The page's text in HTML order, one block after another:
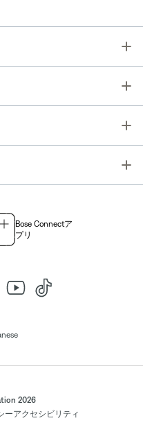
Bose Connectア
プリ
2026
ーアクセシビリティ